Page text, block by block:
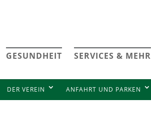
GESUNDHEIT SERVICES & MEHR
DER VEREIN ANFAHRT UND PARKEN